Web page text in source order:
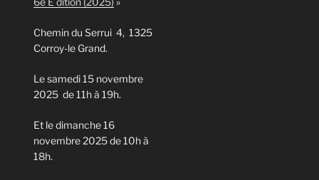
Chemin du Serrui 4, 1325
Corroy-le Grand.
Le samedi 15 novembre
2025 de 11h à 19h.
Et le dimanche 16
novembre 2025 de 10h à
18h.